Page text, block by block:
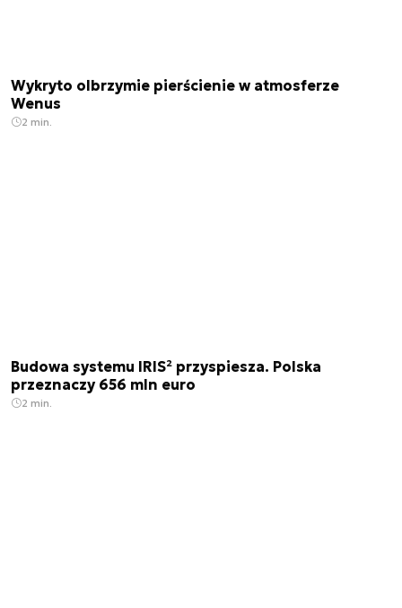
Wykryto olbrzymie pierścienie w atmosferze
Wenus
2 min.
Budowa systemu IRIS² przyspiesza. Polska
przeznaczy 656 mln euro
2 min.